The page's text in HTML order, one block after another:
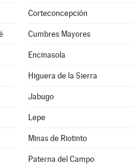
Corteconcepción
Cumbres Mayores
Encinasola
Higuera de la Sierra
Jabugo
Lepe
Minas de Riotinto
Paterna del Campo